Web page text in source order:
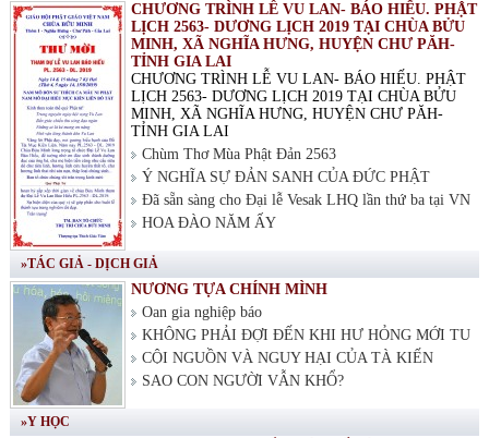
CHƯƠNG TRÌNH LỄ VU LAN- BÁO HIẾU. PHẬT
LỊCH 2563- DƯƠNG LỊCH 2019 TẠI CHÙA BỬU
MINH, XÃ NGHĨA HƯNG, HUYỆN CHƯ PĂH-
TỈNH GIA LAI
CHƯƠNG TRÌNH LỄ VU LAN- BÁO HIẾU. PHẬT
LỊCH 2563- DƯƠNG LỊCH 2019 TẠI CHÙA BỬU
MINH, XÃ NGHĨA HƯNG, HUYỆN CHƯ PĂH-
TỈNH GIA LAI
Chùm Thơ Mùa Phật Đản 2563
Ý NGHĨA SỰ ĐẢN SANH CỦA ĐỨC PHẬT
Đã sẵn sàng cho Đại lễ Vesak LHQ lần thứ ba tại VN
HOA ĐÀO NĂM ẤY
»TÁC GIẢ - DỊCH GIẢ
NƯƠNG TỰA CHÍNH MÌNH
Oan gia nghiệp báo
KHÔNG PHẢI ĐỢI ĐẾN KHI HƯ HỎNG MỚI TU
CỘI NGUỒN VÀ NGUY HẠI CỦA TÀ KIẾN
SAO CON NGƯỜI VẪN KHỔ?
»Y HỌC